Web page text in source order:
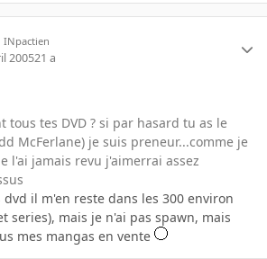
INpactien
200521 a
tous tes DVD ? si par hasard tu as le
McFerlane) je suis preneur...comme je
l'ai jamais revu j'aimerrai assez
il m'en reste dans les 300 environ
series), mais je n'ai pas spawn, mais
mes mangas en vente